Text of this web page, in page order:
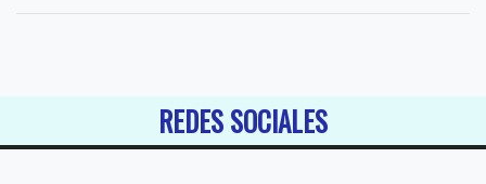
REDES SOCIALES